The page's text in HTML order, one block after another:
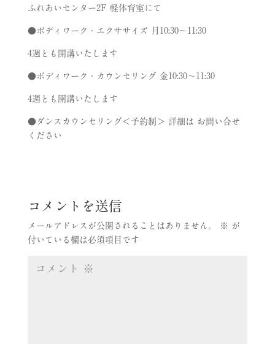
ふれあいセンター2F 軽体育室にて
●ボディワーク・エクササイズ 月 10:30～ 11:30
4週とも開講いたします
●ボディワーク・カウンセリング 金10:30～ 11:30
4週とも開講いたします
●ダンスカウンセリング＜予約制＞ 詳細は お問い合せ
ください
コメントを送信
メールアドレスが公開されることはありません。 ※
が
付いている欄は必須項目です